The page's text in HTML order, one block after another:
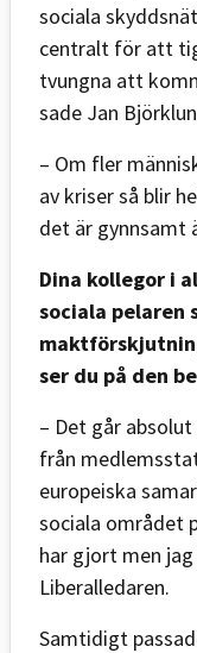
sociala
centralt för att
tvungna att
sade Jan
– Om fler
av kriser så blir
det är gynnsamt
Dina kollegor i
sociala pelaren
ser du på den
– Det går
från
europeiska
sociala området
har gjort men
Liberalledaren.
Samtidigt